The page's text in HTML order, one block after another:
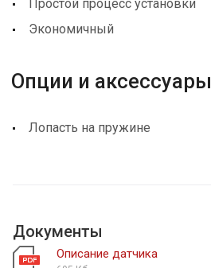
Простой процесс установки
Экономичный
Опции и аксессуары
Лопасть на пружине
Документы
Описание датчика